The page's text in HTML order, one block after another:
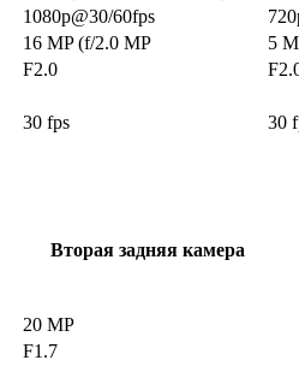
1080p@30/60fps
16 MP (f/2.0 MP
5
F2.0
30 fps
30
Вторая задняя камера
20 MP
F1.7